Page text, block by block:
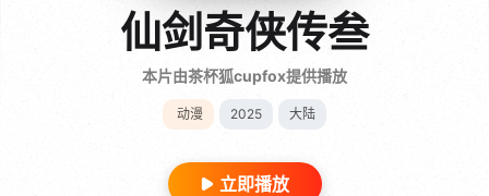
仙剑奇侠传叁
本片由茶杯狐cupfox提供播放
动漫 2025 大陆
立即播放